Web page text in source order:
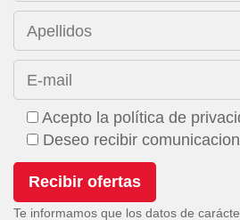
Apellidos
E-mail
Acepto la política de
Deseo recibir
Te informamos que los datos de